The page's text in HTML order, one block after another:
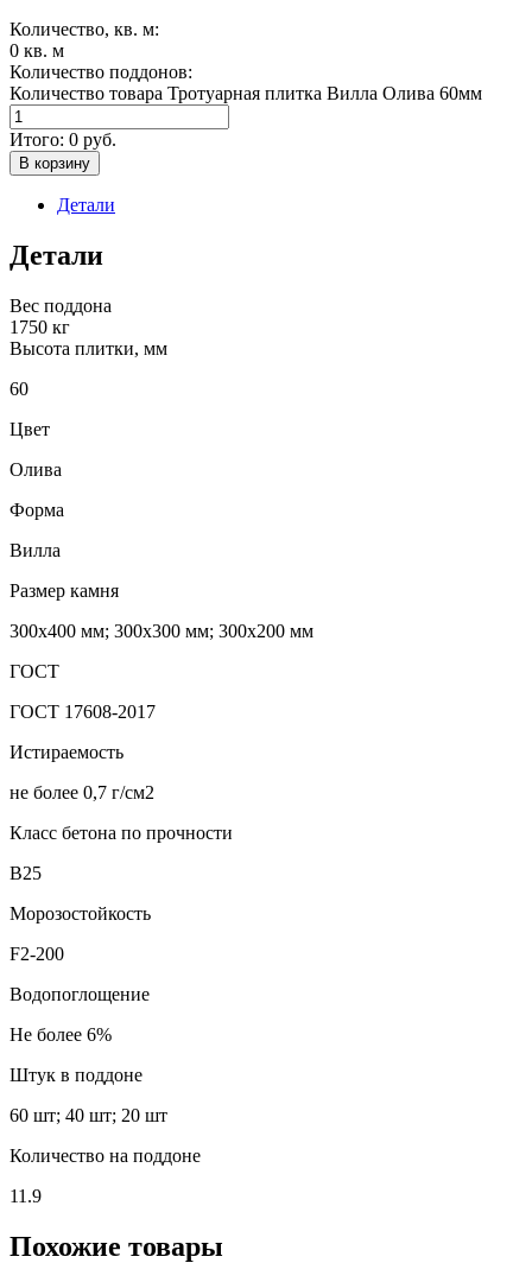
Количество, кв. м:
0 кв. м
Количество поддонов:
Количество товара Тротуарная плитка Вилла Олива 60мм
Итого: 0 руб.
В корзину
Детали
Детали
Вес поддона
1750 кг
Высота плитки, мм
60
Цвет
Олива
Форма
Вилла
Размер камня
300х400 мм; 300х300 мм; 300х200 мм
ГОСТ
ГОСТ 17608-2017
Истираемость
не более 0,7 г/см2
Класс бетона по прочности
В25
Морозостойкость
F2-200
Водопоглощение
Не более 6%
Штук в поддоне
60 шт; 40 шт; 20 шт
Количество на поддоне
11.9
Похожие товары